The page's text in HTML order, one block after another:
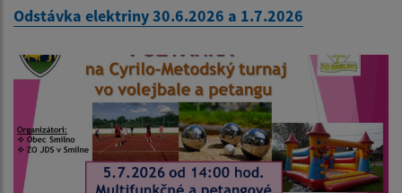
Odstávka elektriny 30.6.2026 a 1.7.2026